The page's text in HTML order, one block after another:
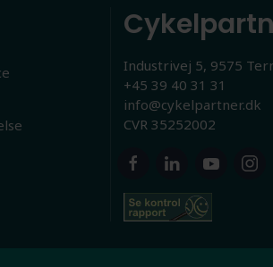
Industrivej 5, 9575
+45 39 40 31 31
info@cykelpartner.dk
CVR 35252002